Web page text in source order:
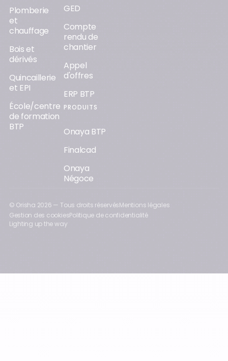
Plomberie
et
chauffage
Bois et
dérivés
Quincaillerie
et EPI
École/centre
de formation
BTP
GED
Compte
rendu de
chantier
Appel
d'offres
ERP BTP
PRODUITS
Onaya BTP
Finalcad
Onaya
Négoce
© Orisha 2026 — Tous droits réservésMentions légales
Gestion des cookiesPolitique de confidentialité
Lighting up the way